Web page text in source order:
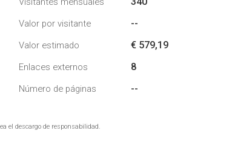
Valor por visitante --
Valor estimado € 579,19
Enlaces externos 8
Número de páginas --
el descargo de responsabilidad.